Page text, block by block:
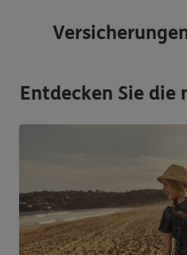
Entdecken Sie die